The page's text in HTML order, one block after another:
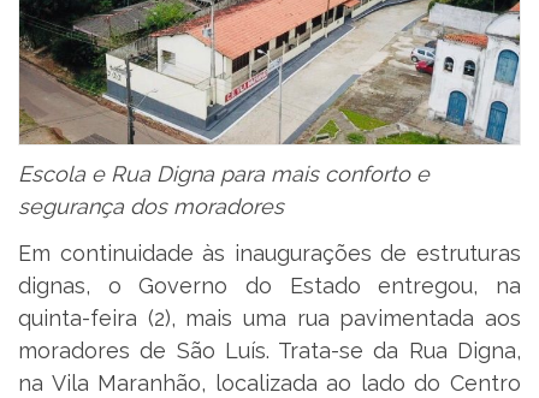
Escola e Rua Digna para mais conforto e
segurança dos moradores
Em continuidade às inaugurações de estruturas
dignas, o Governo do Estado entregou, na
quinta-feira (2), mais uma rua pavimentada aos
moradores de São Luís. Trata-se da Rua Digna,
na Vila Maranhão, localizada ao lado do Centro